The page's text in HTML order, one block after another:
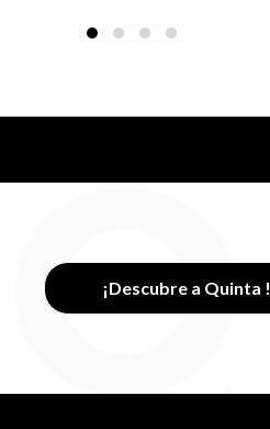
¡Descubre a Quinta !